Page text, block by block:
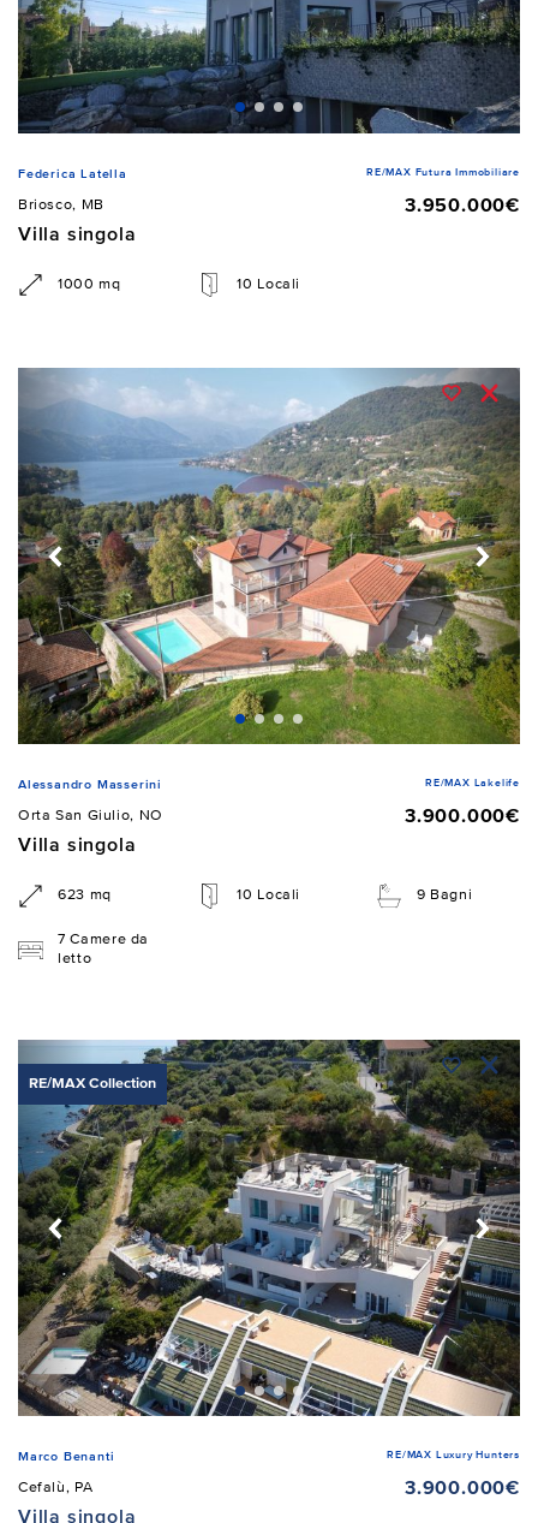
Federica Latella RE/MAX Futura Immobiliare
Briosco, MB
3.950.000€
Villa singola
1000 mq 10 Locali
Alessandro Masserini RE/MAX Lakelife
Orta San Giulio, NO
3.900.000€
Villa singola
623 mq 10 Locali 9 Bagni
7 Camere da
letto
RE/MAX Collection
Marco Benanti RE/MAX Luxury Hunters
Cefalù, PA
3.900.000€
Villa singola